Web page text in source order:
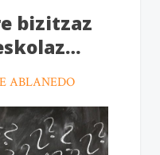
bizitzaz
ABLANEDO